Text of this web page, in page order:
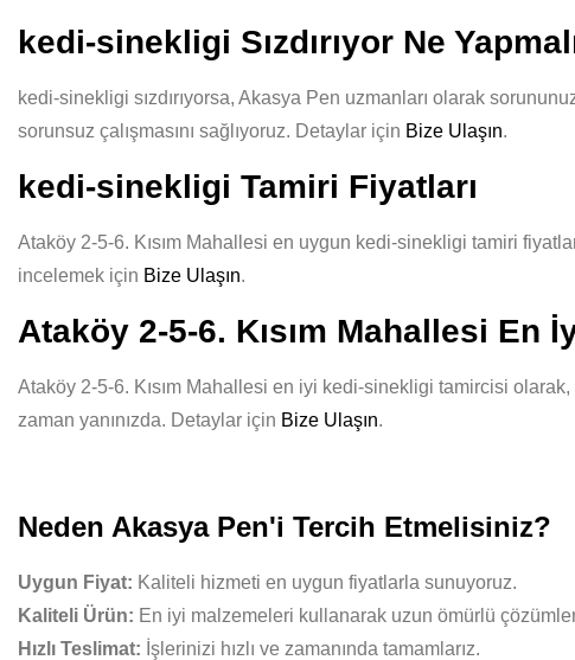
kedi-sinekligi Sızdırıyor Ne
kedi-sinekligi sızdırıyorsa, Akasya Pen uzmanları olarak
sorunsuz çalışmasını sağlıyoruz. Detaylar için Bize Ulaşın.
kedi-sinekligi Tamiri Fiyatları
Ataköy 2-5-6. Kısım Mahallesi en uygun kedi-sinekligi tamiri
incelemek için Bize Ulaşın.
Ataköy 2-5-6. Kısım Mahallesi En
Ataköy 2-5-6. Kısım Mahallesi en iyi kedi-sinekligi tamircisi
zaman yanınızda. Detaylar için Bize Ulaşın.
Neden Akasya Pen'i Tercih Etmelisiniz?
Uygun Fiyat: Kaliteli hizmeti en uygun fiyatlarla sunuyoruz.
Kaliteli Ürün: En iyi malzemeleri kullanarak uzun ömürlü
Hızlı Teslimat: İşlerinizi hızlı ve zamanında tamamlarız.